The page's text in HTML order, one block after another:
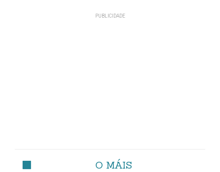
O MÁIS